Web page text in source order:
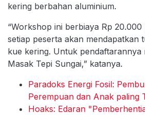
kering berbahan aluminium.
“Workshop ini berbiaya Rp
setiap peserta akan mendapatkan
kue kering. Untuk pendaftarannya
Masak Tepi Sungai,” katanya.
Paradoks Energi Fosil:
Perempuan dan Anak paling
Hoaks: Edaran